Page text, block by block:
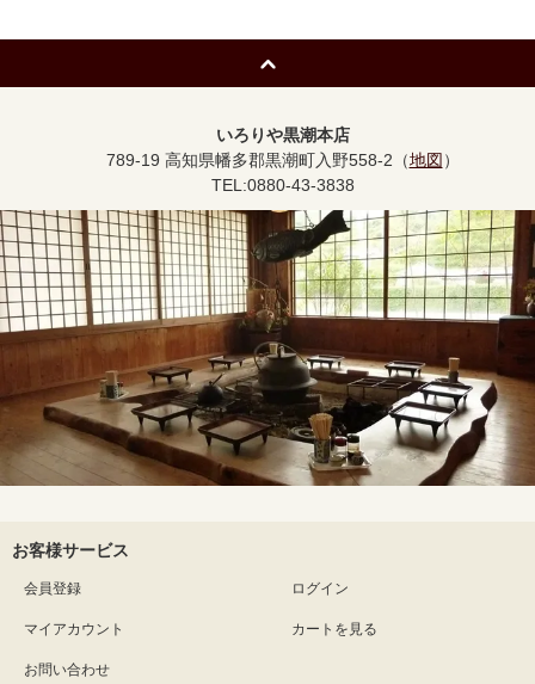
いろりや黒潮本店
789-19 高知県幡多郡黒潮町入野558-2（地図 ）
TEL:0880-43-3838
お客様サービス
会員登録 ログイン
マイアカウント カートを見る
お問い合わせ